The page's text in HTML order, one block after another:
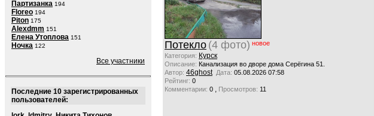
Партизанка 194
Floreo 194
Piton 175
Alexdmm 151
Елена Утоплова 151
Ночка 122
Все участники
Последние 10 зарегистрированных
пользователей:
Потекло (4 фото) новое
Категория: Курск
Описание: Канализация во дворе дома Серёгина 51.
Автор: 46ghost Дата: 05.08.2026 07:58
Рейтинг: 0
Комментарии: 0 , Просмотров: 11